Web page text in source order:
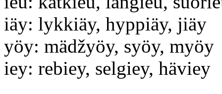
iäy: lykkiäy, hyppiäy, jiäy
yöy: mädžyöy, syöy, myöy
iey: rebiey, selgiey, häviey